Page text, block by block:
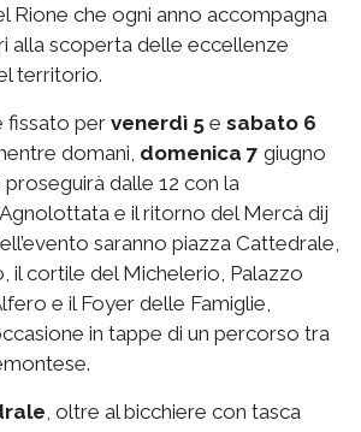
Rione che ogni anno accompagna
alla scoperta delle eccellenze
territorio.
fissato per venerdì 5 e sabato 6
domani, domenica 7 giugno
dalle 12 con la
e il ritorno del Mercà dij
saranno piazza Cattedrale,
il cortile del Michelerio, Palazzo
e il Foyer delle Famiglie,
in tappe di un percorso tra
, oltre al bicchiere con tasca